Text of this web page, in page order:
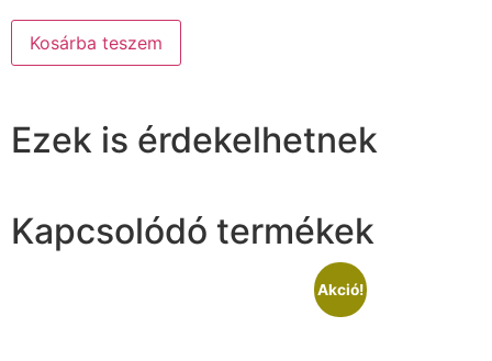
Kosárba teszem
Ezek is érdekelhetnek
Kapcsolódó termékek
Akció!